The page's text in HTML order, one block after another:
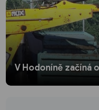
V Hodoníně začíná